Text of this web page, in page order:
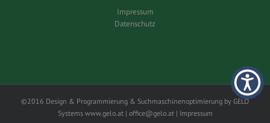
Impressum
Datenschutz
©2016 Design & Programmierung & Suchmaschinenoptimierung by GELO
Systems www.gelo.at| office@gelo.at| Impressum